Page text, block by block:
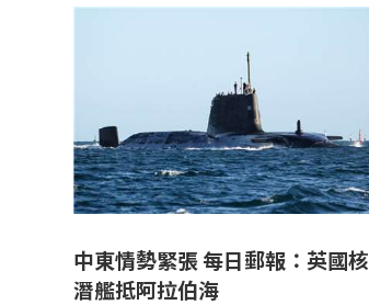
中東情勢緊張 每日郵報：英國核
潛艦抵阿拉伯海